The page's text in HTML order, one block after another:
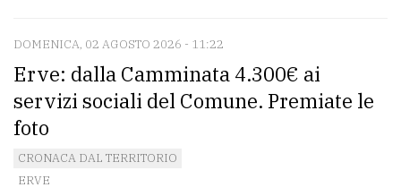
Cerca
per
comune
Ricerca
avanzata
DOMENICA, 02 AGOSTO 2026 - 11:22
Erve: dalla Camminata 4.300€ ai
servizi sociali del Comune. Premiate le
foto
CRONACA DAL TERRITORIO
ERVE